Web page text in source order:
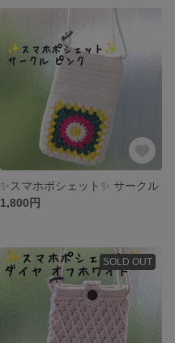
✨スマホポシェット✨ サークル
1,800円
SOLD OUT